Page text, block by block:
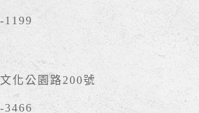
1199
化公園路200號
3466